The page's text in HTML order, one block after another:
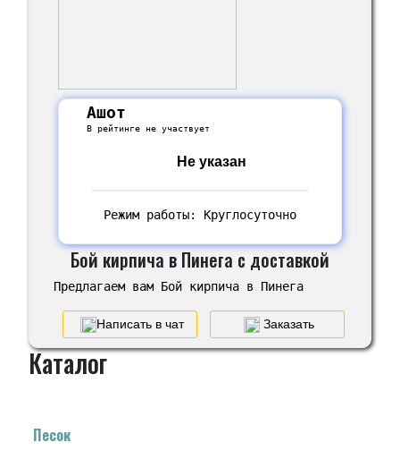
Ашот
В рейтинге не участвует
Не указан
Режим работы: Круглосуточно
Бой кирпича в Пинега с доставкой
Предлагаем вам Бой кирпича в Пинега
Написать в чат Заказать
Каталог
Песок